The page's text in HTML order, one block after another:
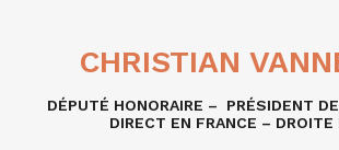
CHRISTIAN
DÉPUTÉ HONORAIRE – PRÉSIDENT
DIRECT EN FRANCE – DROITE